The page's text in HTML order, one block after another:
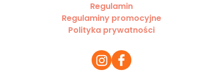
Regulamin
Regulaminy promocyjne
Polityka prywatności